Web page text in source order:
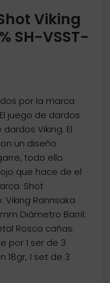
Viking
SH-VSST-
por la marca
juego de dardos
Viking. El
un diseño
todo ello
que hace de el
Shot
Viking Rannsaka
Diámetro Barril:
Rosca cañas:
por 1 ser de 3
18gr, 1 set de 3